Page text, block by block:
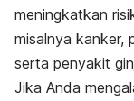
meningkatkan
misalnya kanker,
serta penyakit
Jika Anda